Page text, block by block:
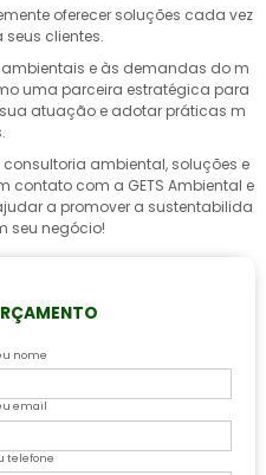
oferecer soluções cada vez
clientes.
e às demandas do m
uma parceira estratégica para
atuação e adotar práticas m
consultoria ambiental, soluções e
contato com a GETS Ambiental e
a promover a sustentabilida
seu negócio!
nome
email
telefone